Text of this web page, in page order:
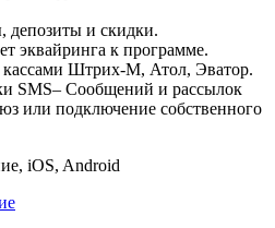
депозиты и скидки.
эквайринга к программе.
кассами Штрих-М, Атол, Эватор.
SMS– Сообщений и рассылок
или подключение собственного
iOS, Android